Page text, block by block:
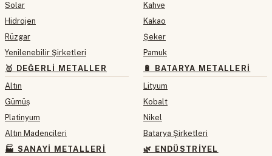
Solar
Hidrojen
Rüzgar
Yenilenebilir Şirketleri
🥇 DEĞERLI METALLER
Altın
Gümüş
Platinyum
Altın Madencileri
🏭 SANAYI METALLERI
Kahve
Kakao
Şeker
Pamuk
🔋 BATARYA METALLERI
Lityum
Kobalt
Nikel
Batarya Şirketleri
🌿 ENDÜSTRIYEL